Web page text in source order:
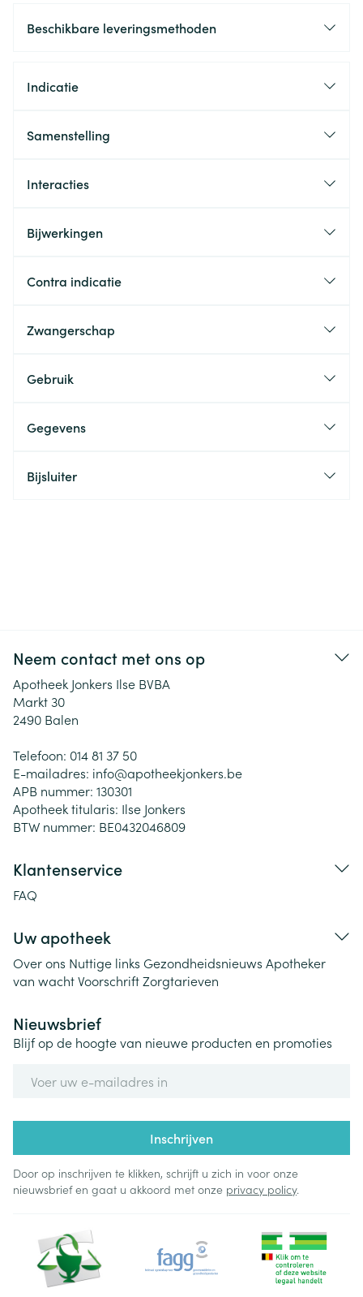
Beschikbare leveringsmethoden
Indicatie
Samenstelling
Interacties
Bijwerkingen
Contra indicatie
Zwangerschap
Gebruik
Gegevens
Bijsluiter
Neem contact met ons op
Apotheek Jonkers Ilse BVBA
Markt 30
2490 Balen
Telefoon: 014 81 37 50
E-mailadres: info@apotheekjonkers.be
APB nummer: 130301
Apotheek titularis: Ilse Jonkers
BTW nummer: BE0432046809
Klantenservice
FAQ
Uw apotheek
Over ons Nuttige links Gezondheidsnieuws Apotheker
van wachtVoorschriftZorgtarieven
Nieuwsbrief
Blijf op de hoogte van nieuwe producten en promoties
Inschrijven
Door op inschrijven te klikken, schrijft u zich in voor onze
nieuwsbrief en gaat u akkoord met onze privacy policy.